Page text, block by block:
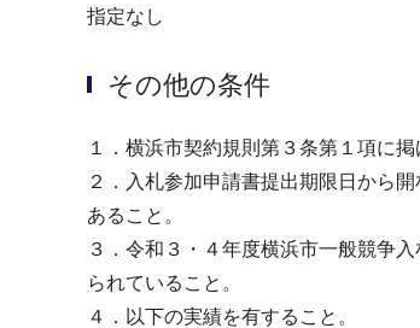
指定なし
その他の条件
１．横浜市契約規則第３条第１項に
２．入札参加申請書提出期限日から
あること。
３．令和３・４年度横浜市一般競争
られていること。
４．以下の実績を有すること。